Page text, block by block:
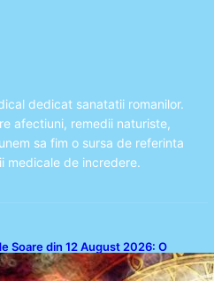
dedicat sanatatii romanilor.
afectiuni, remedii naturiste,
sa fim o sursa de referinta
medicale de incredere.
Soare din 12 August 2026: O
asupra Trei Zodii și a Ciclului de